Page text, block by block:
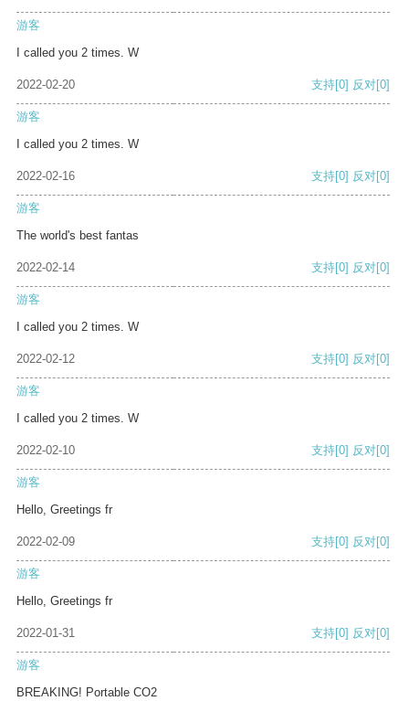
游客
I called you 2 times. W
2022-02-20 支持[0] 反对[0]
游客
I called you 2 times. W
2022-02-16 支持[0] 反对[0]
游客
The world's best fantas
2022-02-14 支持[0] 反对[0]
游客
I called you 2 times. W
2022-02-12 支持[0] 反对[0]
游客
I called you 2 times. W
2022-02-10 支持[0] 反对[0]
游客
Hello, Greetings fr
2022-02-09 支持[0] 反对[0]
游客
Hello, Greetings fr
2022-01-31 支持[0] 反对[0]
游客
BREAKING! Portable CO2